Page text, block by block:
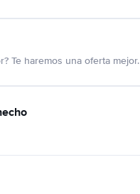
Te haremos una oferta mejor.